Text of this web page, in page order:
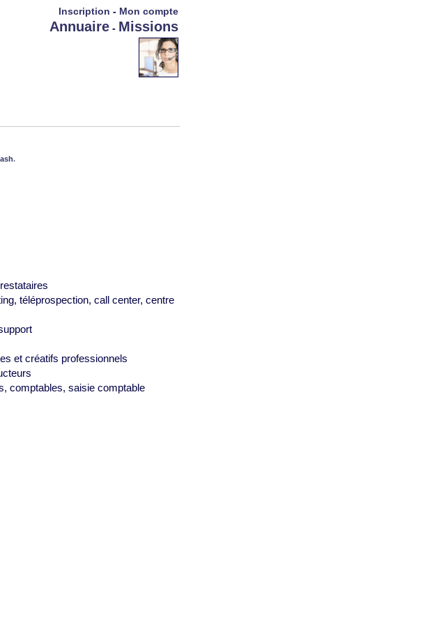
Inscription - Mon compte
Annuaire - Missions
.
téléprospection, call center, centre
et créatifs professionnels
comptables, saisie comptable